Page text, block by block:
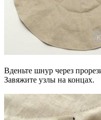
Вденьте шнур через
Завяжите узлы на концах.